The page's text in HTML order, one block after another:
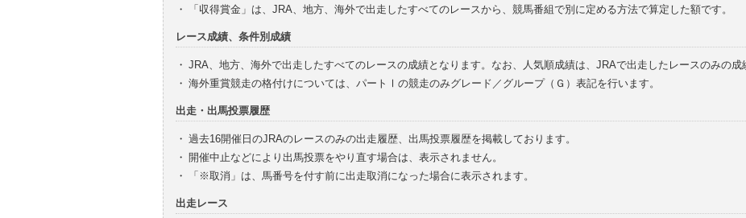
・
「収得賞金」は、JRA、地方、海外で出走したすべてのレースから、競馬番組で別に定める方法で算定した額です。
レース成績、条件別成績
・ JRA、地方、海外で出走したすべてのレースの成績となります。なお、人気順成績は、JRAで出走したレースのみの成
・ 海外重賞競走の格付けについては、パートⅠの競走のみグレード／グループ（Ｇ）表記を行います。
出走・出馬投票履歴
・ 過去16開催日のJRAのレースのみの出走履歴、出馬投票履歴を掲載しております。
・ 開催中止などにより出馬投票をやり直す場合は、表示されません。
・
「※取消」は、馬番号を付す前に出走取消になった場合に表示されます。
出走レース